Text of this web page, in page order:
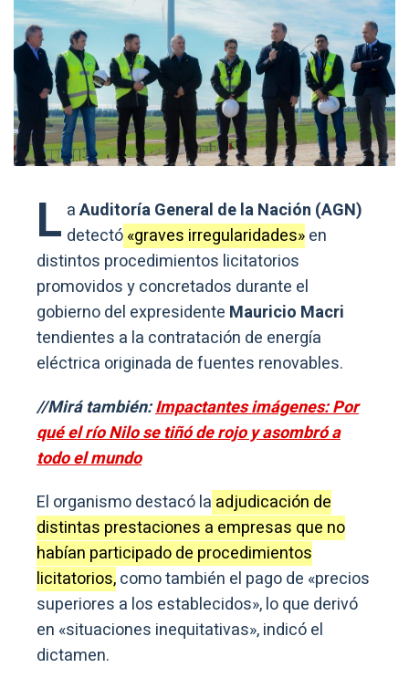
L aAuditoría General de la Nación (AGN)
detectó«graves irregularidades»en
distintos procedimientos licitatorios
promovidos y concretados durante el
gobierno del expresidente Mauricio Macri
tendientes a la contratación de energía
eléctrica originada de fuentes renovables.
//Mirá también:Impactantes imágenes: Por
qué el río Nilo se tiñó de rojo y asombró a
todo el mundo
El organismo destacó la adjudicación de
distintas prestaciones a empresas que no
habían participado de procedimientos
licitatorios,como también el pago de «precios
superiores a los establecidos», lo que derivó
en «situaciones inequitativas», indicó el
dictamen.